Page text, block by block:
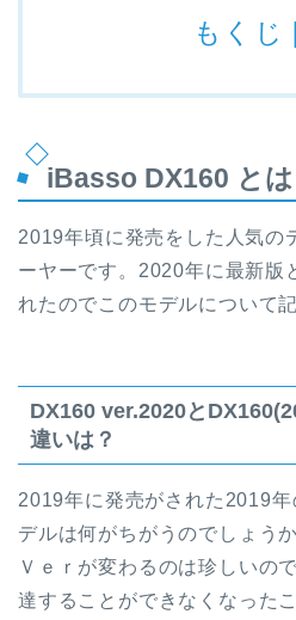
もくじ
iBasso DX160 とは
2019年頃に発売をした人気の
ーヤーです。2020年に最新版
れたのでこのモデルについて
DX160 ver.2020と
違いは？
2019年に発売がされた2019
デルは何がちがうのでしょう
Ｖｅｒが変わるのは珍しいの
達することができなくなった